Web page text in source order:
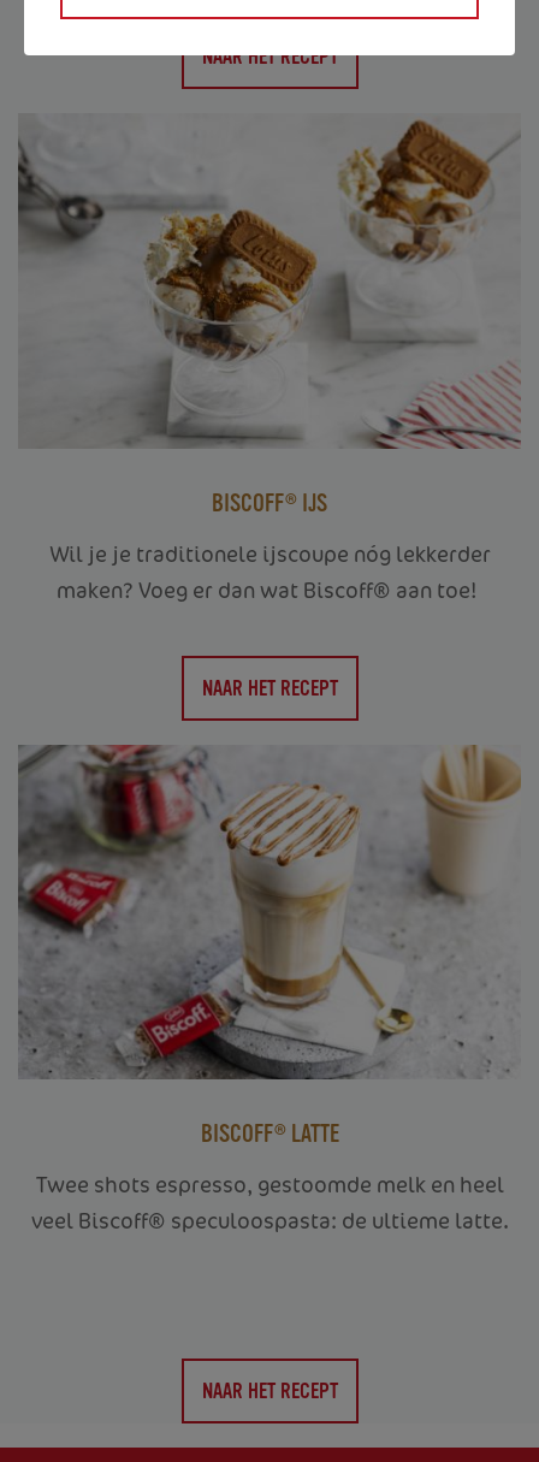
NAAR HET RECEPT
BISCOFF® IJS
Wil je je traditionele ijscoupe nóg lekkerder
maken? Voeg er dan wat Biscoff® aan toe!
NAAR HET RECEPT
BISCOFF® LATTE
Twee shots espresso, gestoomde melk en heel
veel Biscoff® speculoospasta: de ultieme latte.
NAAR HET RECEPT